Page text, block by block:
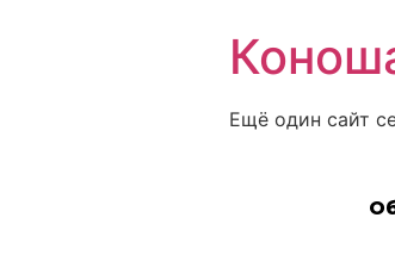
Ещё один сайт